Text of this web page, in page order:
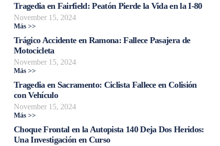
Tragedia en Fairfield: Peatón Pierde la Vida en la I-80
November 15, 2024
Más >>
Trágico Accidente en Ramona: Fallece Pasajera de
Motocicleta
November 15, 2024
Más >>
Tragedia en Sacramento: Ciclista Fallece en Colisión
con Vehículo
November 15, 2024
Más >>
Choque Frontal en la Autopista 140 Deja Dos Heridos:
Una Investigación en Curso